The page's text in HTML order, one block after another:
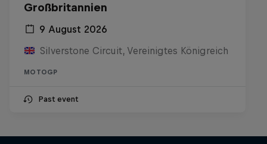
Großbritannien
9 August 2026
Silverstone Circuit, Vereinigtes Königreich
MOTOGP
Past event